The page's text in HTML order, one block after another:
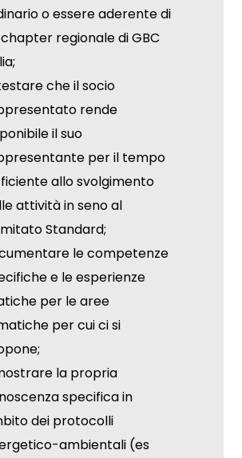
o essere aderente di
regionale di GBC
che il socio
rende
il suo
per il tempo
allo svolgimento
attività in seno al
Standard;
le competenze
e le esperienze
per le aree
per cui ci si
la propria
specifica in
dei protocolli
ambientali (es